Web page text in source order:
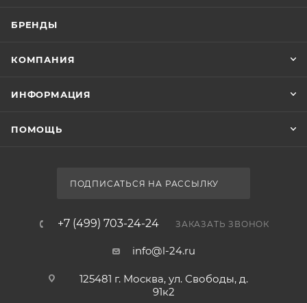
БРЕНДЫ
КОМПАНИЯ
ИНФОРМАЦИЯ
ПОМОЩЬ
ПОДПИСАТЬСЯ НА РАССЫЛКУ
+7 (499) 703-24-24 ЗАКАЗАТЬ ЗВОНОК
info@l-24.ru
125481 г. Москва, ул. Свободы, д.
91к2